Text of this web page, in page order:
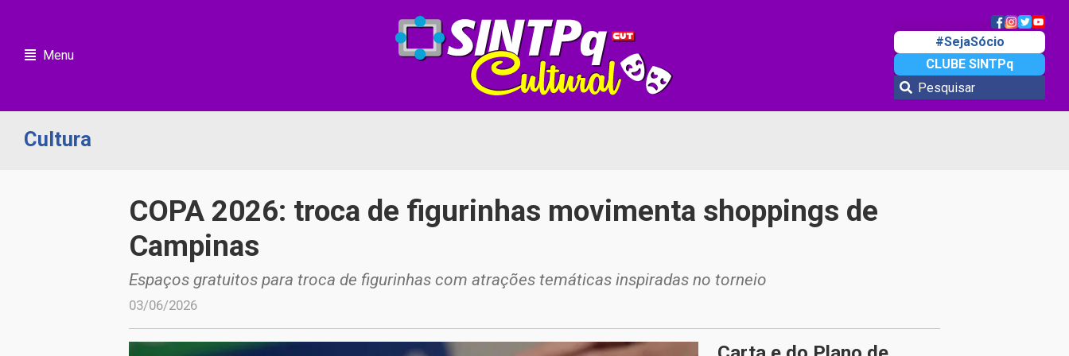
Menu
#SejaSócio
CLUBE SINTPq
Cultura
COPA 2026: troca de figurinhas movimenta shoppings de
Campinas
Espaços gratuitos para troca de figurinhas com atrações temáticas inspiradas no torneio
03/06/2026